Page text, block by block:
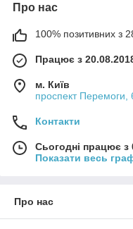
Про нас
100% позитивних з
Працює з
м. Київ
проспект Перемоги,
Контакти
Сьогодні працює з
Показати весь
Про нас